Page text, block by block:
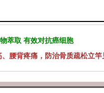
萃取 有效对抗癌细胞
腰背疼痛，防治骨质疏松立竿